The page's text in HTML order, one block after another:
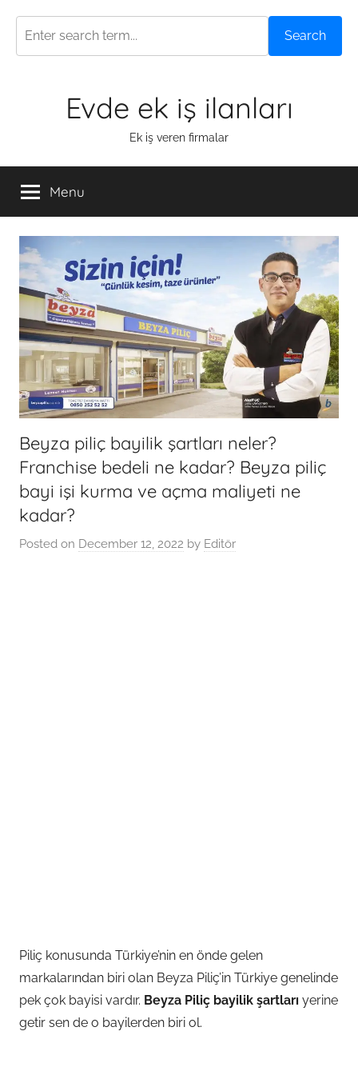
Search
Evde ek iş ilanları
Ek iş veren firmalar
Menu
Beyza piliç bayilik şartları neler?
Franchise bedeli ne kadar? Beyza piliç
bayi işi kurma ve açma maliyeti ne
kadar?
Posted on December 12, 2022 by Editör
Piliç konusunda Türkiye’nin en önde gelen
markalarından biri olan Beyza Piliç’in Türkiye genelinde
pek çok bayisi vardır. Beyza Piliç bayilik şartları yerine
getir sen de o bayilerden biri ol.